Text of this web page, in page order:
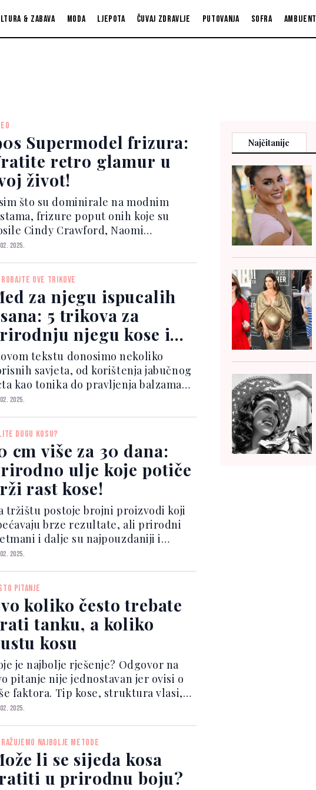
& zabava Moda Ljepota Čuvaj zdravlje Putovanja Sofra Ambijent
Supermodel frizura:
retro glamur u
život!
što su dominirale na modnim
frizure poput onih koje su
Cindy Crawford, Naomi
i Claudia Schiffer postale su
haircut, s voluminoznim
i savršeno oblikovanim
2025.
OVE TRIKOVE
za njegu ispucalih
5 trikova za
njegu kose i
tekstu donosimo nekoliko
savjeta, od korištenja jabučnog
kao tonika do pravljenja balzama
usne s medom, koji će vašu
Uživajte u jednostavnim
koja donose...
2025.
DUGU KOSU?
cm više za 30 dana:
ulje koje potiče
rast kose!
tržištu postoje brojni proizvodi koji
brze rezultate, ali prirodni
i dalje su najpouzdaniji i
Ako želite ubrzati rast
mjesec dana, postoji jedno
ul...
2025.
PITANJE
koliko često trebate
tanku, a koliko
kosu
je najbolje rješenje? Odgovor na
pitanje nije jednostavan jer ovisi o
faktora. Tip kose, struktura vlasi,
stil i okolinski utjecaji imaju
koje bi odgovaralo svima. Fak...
2025.
NAJBOLJE METODE
li se sijeda kosa
u prirodnu boju?
Najčitanije